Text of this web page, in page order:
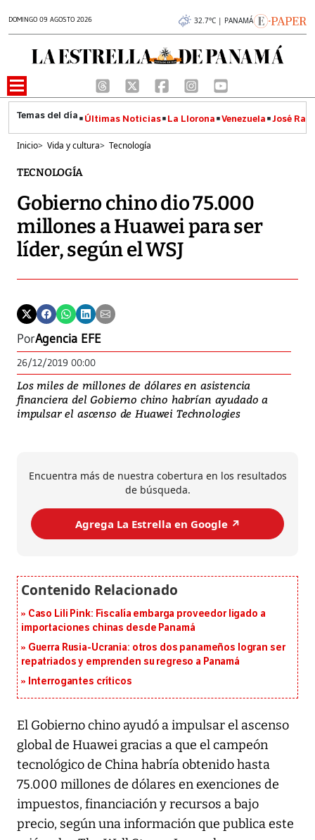
DOMINGO 09 AGOSTO 2026 32.7°C | PANAMÁ
Últimas Noticias La Llorona Venezuela José
Inicio> Vida y cultura> Tecnología
TECNOLOGÍA
Gobierno chino dio 75.000
millones a Huawei para ser
líder, según el WSJ
PorAgencia EFE
26/12/2019 00:00
Los miles de millones de dólares en asistencia
financiera del Gobierno chino habrían ayudado a
impulsar el ascenso de Huawei Technologies
Encuentra más de nuestra cobertura en los resultados
de búsqueda.
Agrega La Estrella en Google ↗️
Caso Lili Pink: Fiscalía embarga proveedor ligado a
importaciones chinas desde Panamá
Guerra Rusia-Ucrania: otros dos panameños logran ser
repatriados y emprenden su regreso a Panamá
Interrogantes críticos
El Gobierno chino ayudó a impulsar el ascenso
global de Huawei gracias a que el campeón
tecnológico de China habría obtenido hasta
75.000 millones de dólares en exenciones de
impuestos, financiación y recursos a bajo
precio, según una información que publica este